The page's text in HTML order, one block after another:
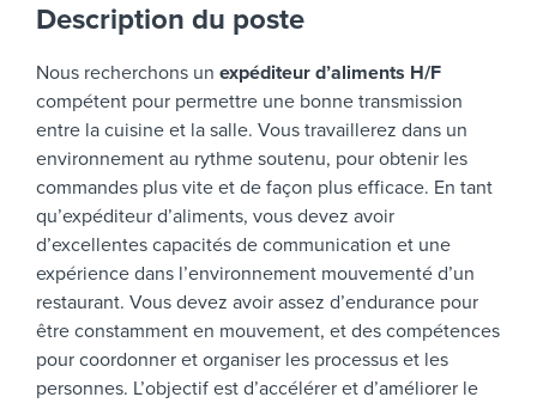
Description du poste
Nous recherchons un expéditeur d’aliments H/F
compétent pour permettre une bonne transmission
entre la cuisine et la salle. Vous travaillerez dans un
environnement au rythme soutenu, pour obtenir les
commandes plus vite et de façon plus efficace. En tant
qu’expéditeur d’aliments, vous devez avoir
d’excellentes capacités de communication et une
expérience dans l’environnement mouvementé d’un
restaurant. Vous devez avoir assez d’endurance pour
être constamment en mouvement, et des compétences
pour coordonner et organiser les processus et les
personnes. L’objectif est d’accélérer et d’améliorer le